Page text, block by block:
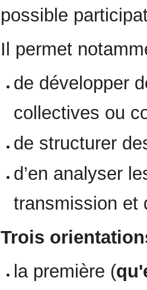
possible
Il permet
de développer
collectives ou
de structurer
d’en analyser
transmission et
Trois
la première (